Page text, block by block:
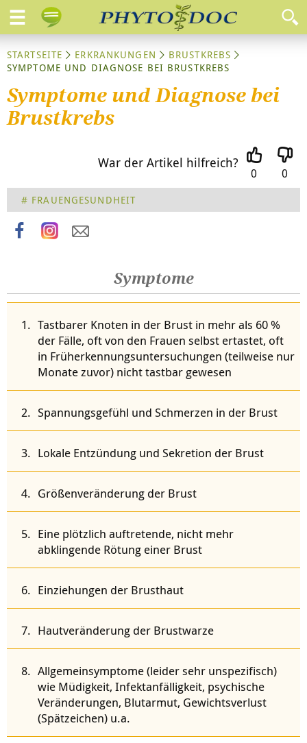
STARTSEITE ERKRANKUNGEN
BRUSTKREBS
SYMPTOME UND DIAGNOSE BEI BRUSTKREBS
Symptome und Diagnose bei
Brustkrebs
War der Artikel hilfreich?
0 0
Knoten beim Abtasten fühlbar
FRAUENGESUNDHEIT
Symptome
Tastbarer Knoten in der Brust in mehr als 60 %
der Fälle, oft von den Frauen selbst ertastet, oft
in Früherkennungsuntersuchungen (teilweise nur
Monate zuvor) nicht tastbar gewesen
Spannungsgefühl und Schmerzen in der Brust
Lokale Entzündung und Sekretion der Brust
Größenveränderung der Brust
Eine plötzlich auftretende, nicht mehr
abklingende Rötung einer Brust
Einziehungen der Brusthaut
Hautveränderung der Brustwarze
Allgemeinsymptome (leider sehr unspezifisch)
wie Müdigkeit, Infektanfälligkeit, psychische
Veränderungen, Blutarmut, Gewichtsverlust
(Spätzeichen) u.a.